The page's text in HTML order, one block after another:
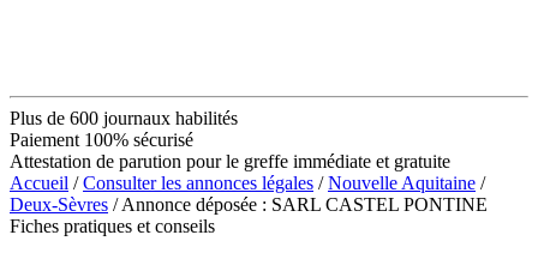
Plus de 600 journaux habilités
Paiement 100% sécurisé
Attestation de parution pour le greffe immédiate et gratuite
Accueil /Consulter les annonces légales /Nouvelle Aquitaine /
Deux-Sèvres / Annonce déposée : SARL CASTEL PONTINE
Fiches pratiques et conseils